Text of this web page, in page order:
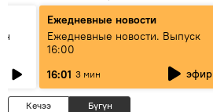
Ежедневные новости
Ежедневные новости. Выпуск
16:00
16:01 3 мин эфир
Кечээ Бүгүн